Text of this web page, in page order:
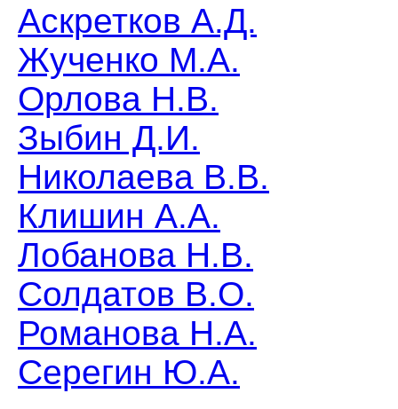
Аскретков А.Д.
Жученко М.А.
Орлова Н.В.
Зыбин Д.И.
Николаева В.В.
Клишин А.А.
Лобанова Н.В.
Солдатов В.О.
Романова Н.А.
Серегин Ю.А.